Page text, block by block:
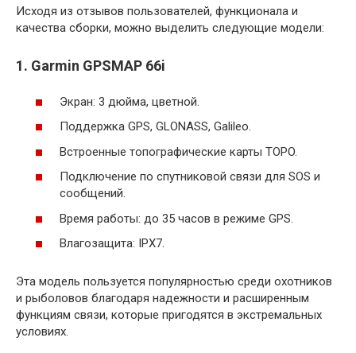
Исходя из отзывов пользователей, функционала и
качества сборки, можно выделить следующие модели:
1. Garmin GPSMAP 66i
Экран: 3 дюйма, цветной.
Поддержка GPS, GLONASS, Galileo.
Встроенные топографические карты TOPO.
Подключение по спутниковой связи для SOS и
сообщений.
Время работы: до 35 часов в режиме GPS.
Влагозащита: IPX7.
Эта модель пользуется популярностью среди охотников
и рыболовов благодаря надежности и расширенным
функциям связи, которые пригодятся в экстремальных
условиях.